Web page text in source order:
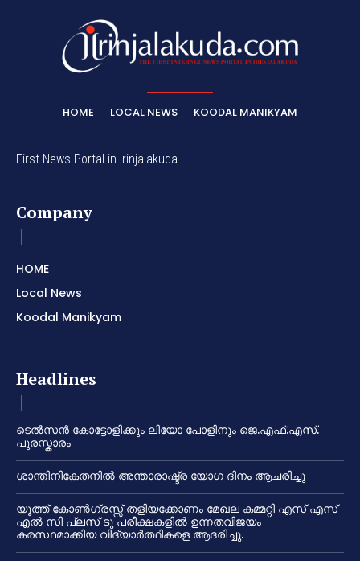
HOME LOCAL NEWS KOODAL MANIKYAM
First News Portal in Irinjalakuda.
Company
HOME
Local News
Koodal Manikyam
Headlines
ടെൽസൻ കോട്ടോളിക്കും ലിയോ പോളിനും ജെ.എഫ്.എസ്.
പുരസ്കാരം
ശാന്തിനികേതനിൽ അന്താരാഷ്ട്ര യോഗ ദിനം ആചരിച്ചു
യൂത്ത് കോൺഗ്രസ്സ് തളിയക്കോണം മേഖല കമ്മറ്റി എസ് എസ്
എൽ സി പ്ലസ് ടു പരീക്ഷകളിൽ ഉന്നതവിജയം
കരസ്ഥമാക്കിയ വിദ്യാർത്ഥികളെ ആദരിച്ചു.